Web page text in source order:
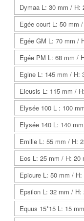
Dymaa L: 30 mm / H:
Egée court L: 50 mm
Egée GM L: 70 mm /
Egée PM L: 68 mm /
Egine L: 145 mm / H:
Eleusis L: 115 mm /
Elysée 100 L : 100
Elysée 140 L: 140
Emilie L: 55 mm / H:
Eos L: 25 mm / H: 20
Epicure L: 50 mm / H:
Epsilon L: 32 mm / H:
Equus 15*15 L: 15